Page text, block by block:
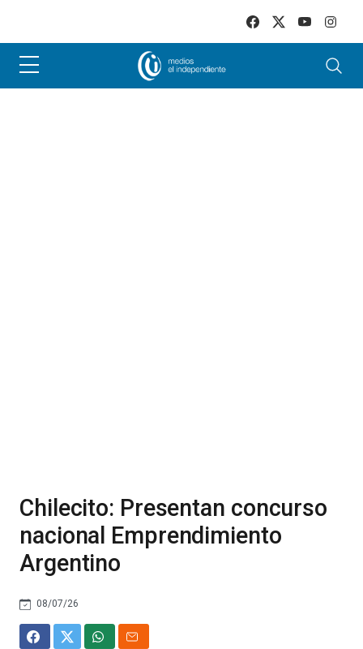
Chilecito: Presentan concurso
nacional Emprendimiento
Argentino
08/07/26